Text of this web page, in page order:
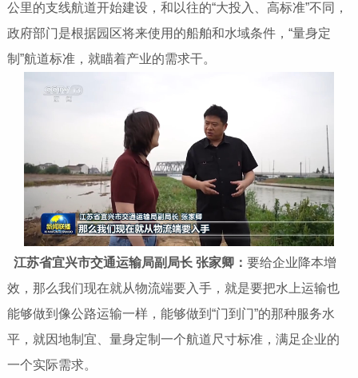
公里的支线航道开始建设，和以往的“大投入、高标准”不同，
政府部门是根据园区将来使用的船舶和水域条件，“量身定
制”航道标准，就瞄着产业的需求干。
江苏省宜兴市交通运输局副局长 张家卿： 要给企业降本增
效，那么我们现在就从物流端要入手，就是要把水上运输也
能够做到像公路运输一样，能够做到“门到门”的那种服务水
平，就因地制宜、量身定制一个航道尺寸标准，满足企业的
一个实际需求。